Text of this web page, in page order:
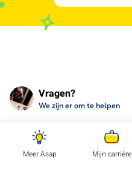
Vragen?
We zijn er om te helpen
Meer Asap Mijn carrière